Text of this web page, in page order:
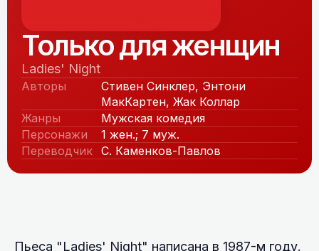
Только для женщин
Ladies' Night
Авторы
Стивен Синклер, Энтони
МакКартен, Жак Коллар
Жанры
Мужская комедия
Персонажи
1 жен.; 7 муж.
Переводчик С. Каменков-Павлов
Пьеса "Ladies' Night" написана в 1987-м году.